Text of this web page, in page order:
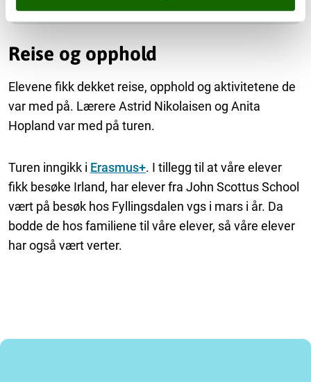
Dublin
Reise og opphold
Elevene fikk dekket reise, opphold og aktivitetene de
var med på. Lærere Astrid Nikolaisen og Anita
Hopland var med på turen.
Turen inngikk i Erasmus+. I tillegg til at våre elever
fikk besøke Irland, har elever fra John Scottus School
vært på besøk hos Fyllingsdalen vgs i mars i år. Da
bodde de hos familiene til våre elever, så våre elever
har også vært verter.